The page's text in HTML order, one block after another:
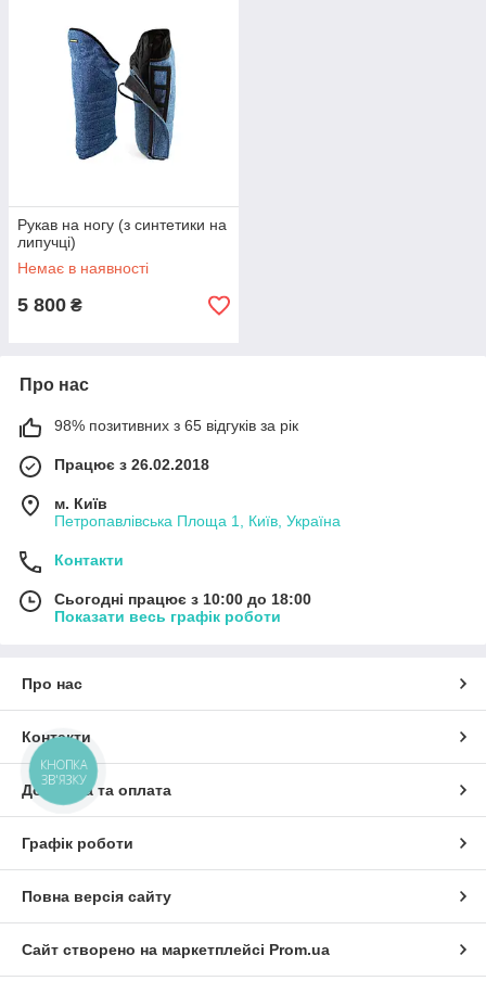
Рукав на ногу (з синтетики на
липучці)
Немає в наявності
5 800 ₴
Про нас
98% позитивних з 65 відгуків за рік
Працює з 26.02.2018
м. Київ
Петропавлівська Площа 1, Київ, Україна
Контакти
Сьогодні працює з 10:00 до 18:00
Показати весь графік роботи
Про нас
Контакти
Доставка та оплата
Графік роботи
Повна версія сайту
Сайт створено на маркетплейсі Prom.ua
КНОПКА
ЗВ'ЯЗКУ